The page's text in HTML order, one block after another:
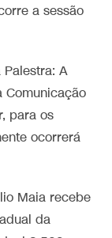
a sessão
Palestra: A
Comunicação
para os
ocorrerá
Maia recebe
da